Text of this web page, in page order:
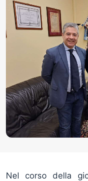
Nel corso della